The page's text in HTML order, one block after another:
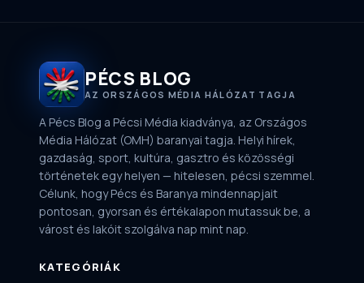
PÉCS BLOG
AZ ORSZÁGOS MÉDIA HÁLÓZAT TAGJA
A Pécs Blog a Pécsi Média kiadványa, az Országos
Média Hálózat (OMH) baranyai tagja. Helyi hírek,
gazdaság, sport, kultúra, gasztro és közösségi
történetek egy helyen — hitelesen, pécsi szemmel.
Célunk, hogy Pécs és Baranya mindennapjait
pontosan, gyorsan és értékalapon mutassuk be, a
várost és lakóit szolgálva nap mint nap.
KATEGÓRIÁK